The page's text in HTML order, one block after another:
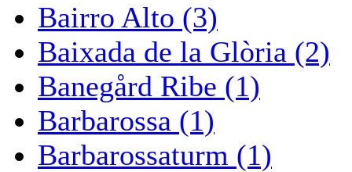
Bairro Alto (3)
Baixada de la Glòria (2)
Banegård Ribe (1)
Barbarossa (1)
Barbarossaturm (1)